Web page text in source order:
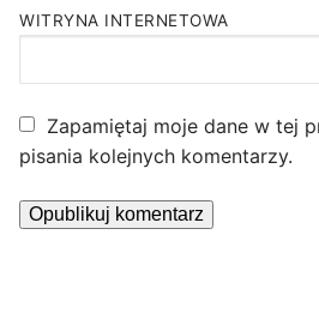
WITRYNA INTERNETOWA
Zapamiętaj moje dane w tej
pisania kolejnych komentarzy.